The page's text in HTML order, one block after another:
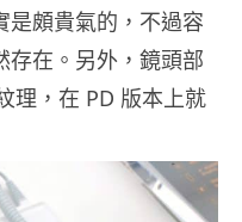
是頗貴氣的，不過容
存在。另外，鏡頭部
理，在 PD 版本上就